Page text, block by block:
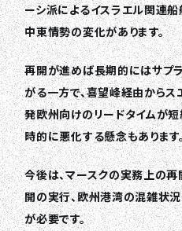
ーシ派によるイスラエル関連
中東情勢の変化があります。
再開が進めば長期的にはサプ
がる一方で、喜望峰経由から
発欧州向けのリードタイムが
時的に悪化する懸念もあります
今後は、マースクの実務上の
開の実行、欧州港湾の混雑状
が必要です。